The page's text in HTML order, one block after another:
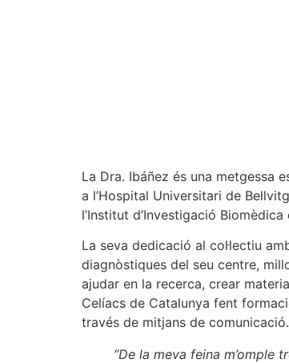
La Dra. Ibáñez és una metgessa
a l’Hospital Universitari de
l’Institut d’Investigació
La seva dedicació al col·lectiu
diagnòstiques del seu centre,
ajudar en la recerca, crear
Celíacs de Catalunya fent
través de mitjans de comunicació.
“De la meva feina